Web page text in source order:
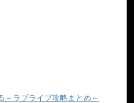
～ラブライブ攻略まとめ～